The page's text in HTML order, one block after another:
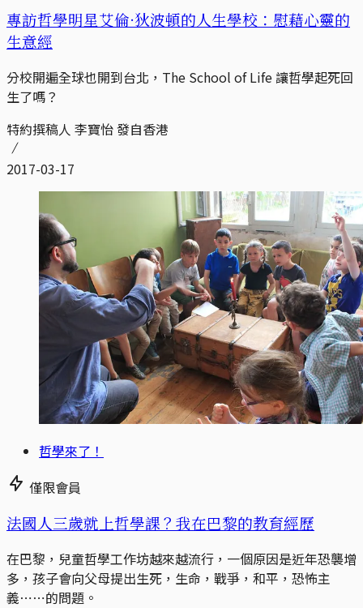
專訪哲學明星艾倫·狄波頓的人生學校：慰藉心靈的
生意經
分校開遍全球也開到台北，The School of Life 讓哲學起死回
生了嗎？
特約撰稿人 李寶怡 發自香港
2017-03-17
哲學來了！
僅限會員
法國人三歲就上哲學課？我在巴黎的教育經歷
在巴黎，兒童哲學工作坊越來越流行，一個原因是近年恐襲增
多，孩子會向父母提出生死，生命，戰爭，和平，恐怖主
義⋯⋯的問題。